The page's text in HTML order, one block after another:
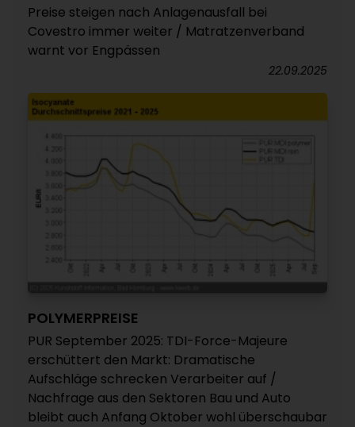
Preise steigen nach Anlagenausfall bei
Covestro immer weiter / Matratzenverband
warnt vor Engpässen
22.09.2025
POLYMERPREISE
PUR September 2025: TDI-Force-Majeure
erschüttert den Markt: Dramatische
Aufschläge schrecken Verarbeiter auf /
Nachfrage aus den Sektoren Bau und Auto
bleibt auch Anfang Oktober wohl überschaubar